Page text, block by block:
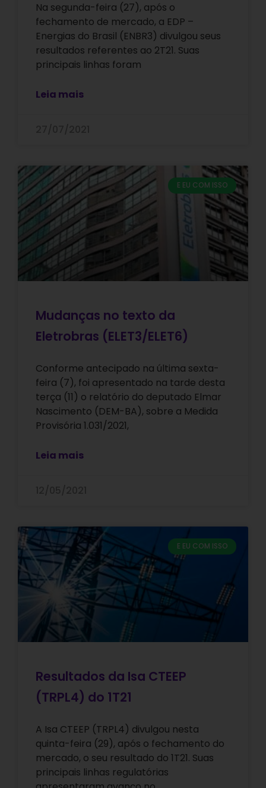
Na segunda-feira (27), após o
fechamento de mercado, a EDP –
Energias do Brasil (ENBR3) divulgou seus
resultados referentes ao 2T21. Suas
principais linhas foram
Leia mais
E EU COM ISSO
Mudanças no texto da
Eletrobras (ELET3/ELET6)
Conforme antecipado na última sexta-
feira (7), foi apresentado na tarde desta
terça (11) o relatório do deputado Elmar
Nascimento (DEM-BA), sobre a Medida
Provisória 1.031/2021,
Leia mais
E EU COM ISSO
Resultados da Isa CTEEP
(TRPL4) do 1T21
A Isa CTEEP (TRPL4) divulgou nesta
quinta-feira (29), após o fechamento do
mercado, o seu resultado do 1T21. Suas
principais linhas regulatórias